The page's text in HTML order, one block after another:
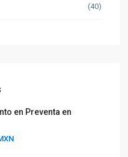
(40)
en Preventa en